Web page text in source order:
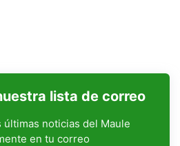
lista de correo
últimas noticias del Maule
en tu correo